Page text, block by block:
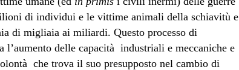
di individui e le vittime animali della schiavitù e
di migliaia ai miliardi. Questo processo di
l’aumento delle capacità industriali e meccaniche e
che trova il suo presupposto nel cambio di